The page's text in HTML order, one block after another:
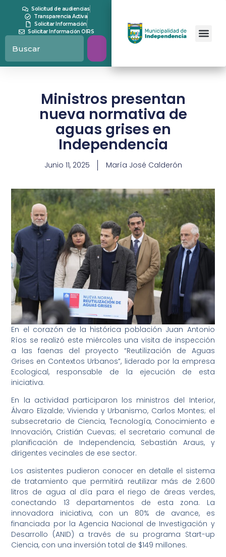
Solicitud de audiencias
Transparencia Activa
Solicitar Información
Solicitar Información OIRS
Ministros presentan
nueva normativa de
aguas grises en
Independencia
Junio 11, 2025 María José Calderón
En el corazón de la histórica población Juan Antonio
Ríos se realizó este miércoles una visita de inspección
a las faenas del proyecto “Reutilización de Aguas
Grises en Contextos Urbanos”, liderado por la empresa
Ecological, responsable de la ejecución de esta
iniciativa.
En la actividad participaron los ministros del Interior,
Álvaro Elizalde; Vivienda y Urbanismo, Carlos Montes; el
subsecretario de Ciencia, Tecnología, Conocimiento e
Innovación, Cristián Cuevas; el secretario comunal de
planificación de Independencia, Sebastián Araus, y
dirigentes vecinales de ese sector.
Los asistentes pudieron conocer en detalle el sistema
de tratamiento que permitirá reutilizar más de 2.600
litros de agua al día para el riego de áreas verdes,
conectando 13 departamentos de esta zona. La
innovadora iniciativa, con un 80% de avance, es
financiada por la Agencia Nacional de Investigación y
Desarrollo (ANID) a través de su programa Start-up
Ciencia, con una inversión total de $149 millones.